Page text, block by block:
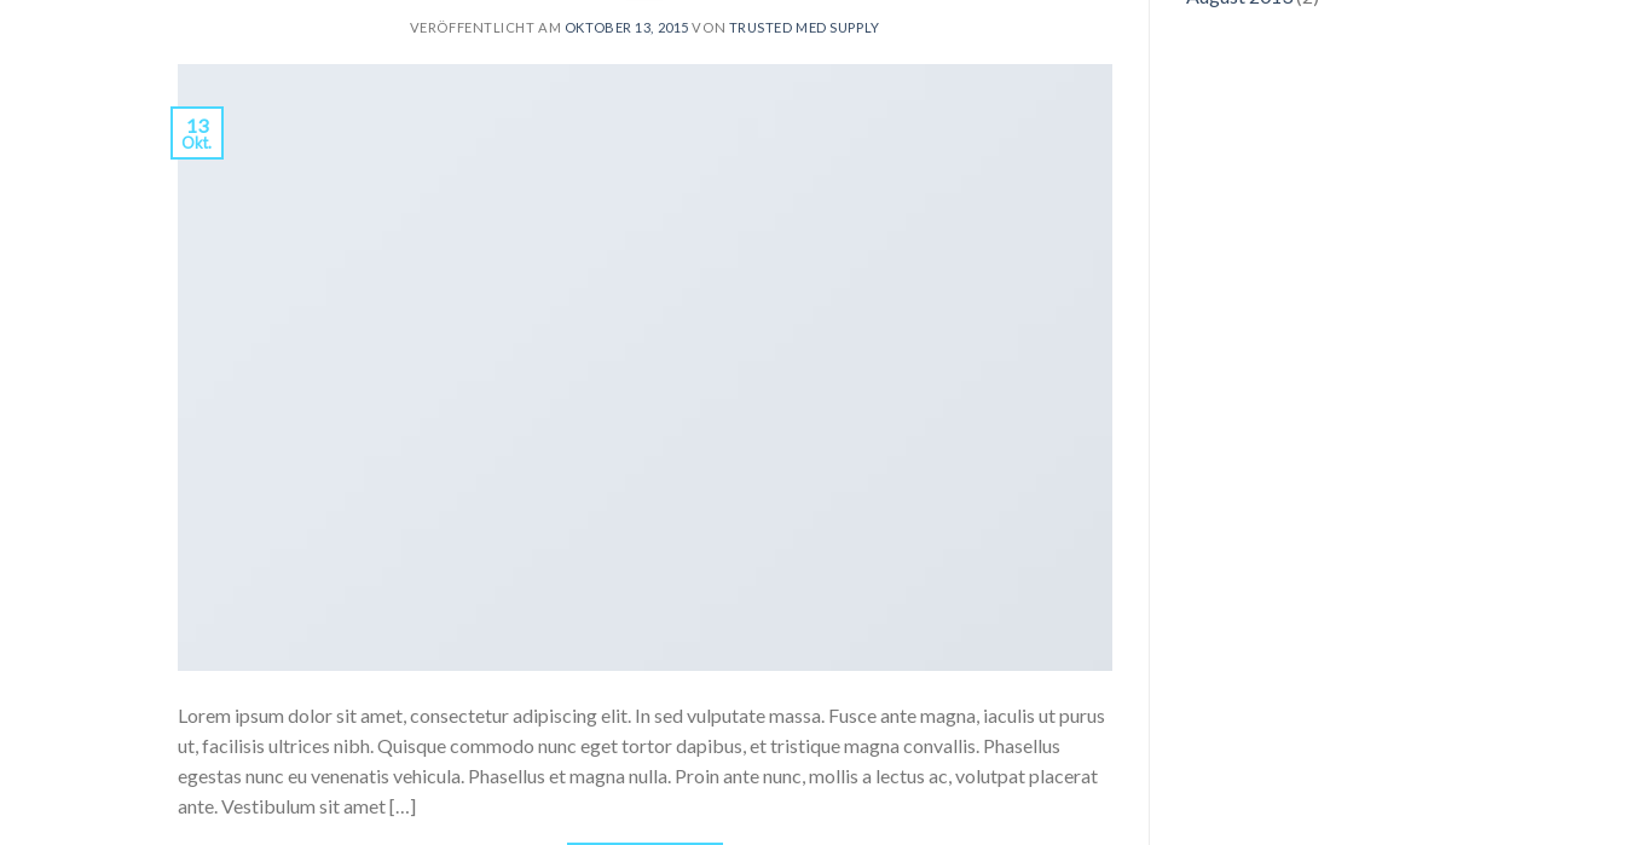
VERÖFFENTLICHT AM OKTOBER 13, 2015 VON TRUSTED MED SUPPLY
13
Okt.
Lorem ipsum dolor sit amet, consectetur adipiscing elit. In sed vulputate massa. Fusce ante magna, iaculis ut purus
ut, facilisis ultrices nibh. Quisque commodo nunc eget tortor dapibus, et tristique magna convallis. Phasellus
egestas nunc eu venenatis vehicula. Phasellus et magna nulla. Proin ante nunc, mollis a lectus ac, volutpat placerat
ante. Vestibulum sit amet […]